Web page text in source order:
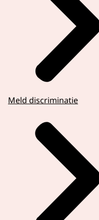
Meld discriminatie